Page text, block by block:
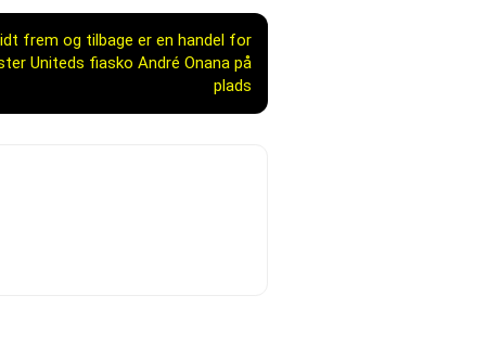
frem og tilbage er en handel for
Uniteds fiasko André Onana på
plads